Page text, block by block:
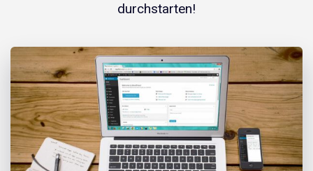
durchstarten!